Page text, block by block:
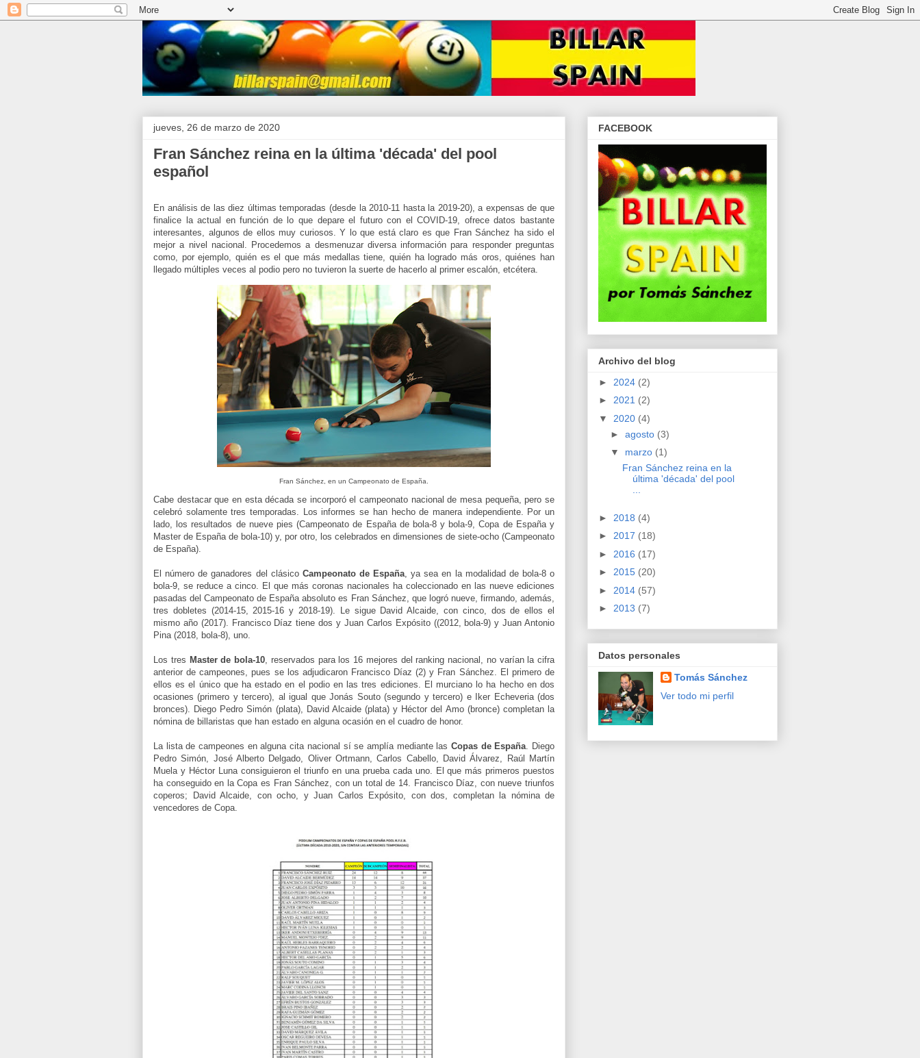
jueves, 26 de marzo de 2020
Fran Sánchez reina en la última 'década' del pool
español
En análisis de las diez últimas temporadas (desde la 2010-11 hasta la 2019-20), a expensas de que
finalice la actual en función de lo que depare el futuro con el COVID-19, ofrece datos bastante
interesantes, algunos de ellos muy curiosos. Y lo que está claro es que Fran Sánchez ha sido el
mejor a nivel nacional. Procedemos a desmenuzar diversa información para responder preguntas
como, por ejemplo, quién es el que más medallas tiene, quién ha logrado más oros, quiénes han
llegado múltiples veces al podio pero no tuvieron la suerte de hacerlo al primer escalón, etcétera.
Fran Sánchez, en un Campeonato de España.
Cabe destacar que en esta década se incorporó el campeonato nacional de mesa pequeña, pero se
celebró solamente tres temporadas. Los informes se han hecho de manera independiente. Por un
lado, los resultados de nueve pies (Campeonato de España de bola-8 y bola-9, Copa de España y
Master de España de bola-10) y, por otro, los celebrados en dimensiones de siete-ocho (Campeonato
de España).
El número de ganadores del clásico Campeonato de España , ya sea en la modalidad de bola-8 o
bola-9, se reduce a cinco. El que más coronas nacionales ha coleccionado en las nueve ediciones
pasadas del Campeonato de España absoluto es Fran Sánchez, que logró nueve, firmando, además,
tres dobletes (2014-15, 2015-16 y 2018-19). Le sigue David Alcaide, con cinco, dos de ellos el
mismo año (2017). Francisco Díaz tiene dos y Juan Carlos Expósito ((2012, bola-9) y Juan Antonio
Pina (2018, bola-8), uno.
Los tres Master de bola-10 , reservados para los 16 mejores del ranking nacional,
no varían la cifra
anterior de campeones, pues se los adjudicaron Francisco Díaz (2) y Fran Sánchez. El primero de
ellos es el único que ha estado en el podio en las tres ediciones. El murciano lo ha hecho en dos
ocasiones (primero y tercero), al igual que Jonás Souto (segundo y tercero) e Iker Echeveria (dos
bronces). Diego Pedro Simón (plata), David Alcaide (plata) y Héctor del Amo (bronce) completan la
nómina de billaristas que han estado en alguna ocasión en el cuadro de honor.
La lista de campeones en alguna cita nacional sí se amplía mediante las Copas de España . Diego
Pedro Simón, José Alberto Delgado, Oliver Ortmann, Carlos Cabello, David Álvarez, Raúl Martín
Muela y Héctor Luna consiguieron el triunfo en una prueba cada uno. El que más primeros puestos
ha conseguido en la Copa es Fran Sánchez, con un total de 14. Francisco Díaz, con nueve triunfos
coperos; David Alcaide, con ocho, y Juan Carlos Expósito, con dos, completan la nómina de
vencedores de Copa.
FACEBOOK
Archivo del blog
► 2024 (2)
► 2021 (2)
▼ 2020 (4)
► agosto (3)
▼ marzo (1)
Fran Sánchez reina en la
última 'década' del pool
...
► 2018 (4)
► 2017 (18)
► 2016 (17)
► 2015 (20)
► 2014 (57)
► 2013 (7)
Datos personales
Tomás Sánchez
Ver todo mi perfil